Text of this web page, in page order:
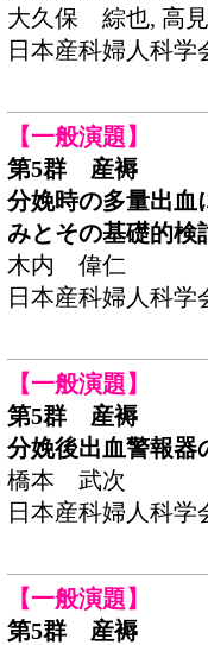
大久保 綜也, 高
日本産科婦人科学
【一般演題】
第5群 産褥
分娩時の多量出血
みとその基礎的検
木内 偉仁
日本産科婦人科学
【一般演題】
第5群 産褥
分娩後出血警報器
橋本 武次
日本産科婦人科学
【一般演題】
第5群 産褥